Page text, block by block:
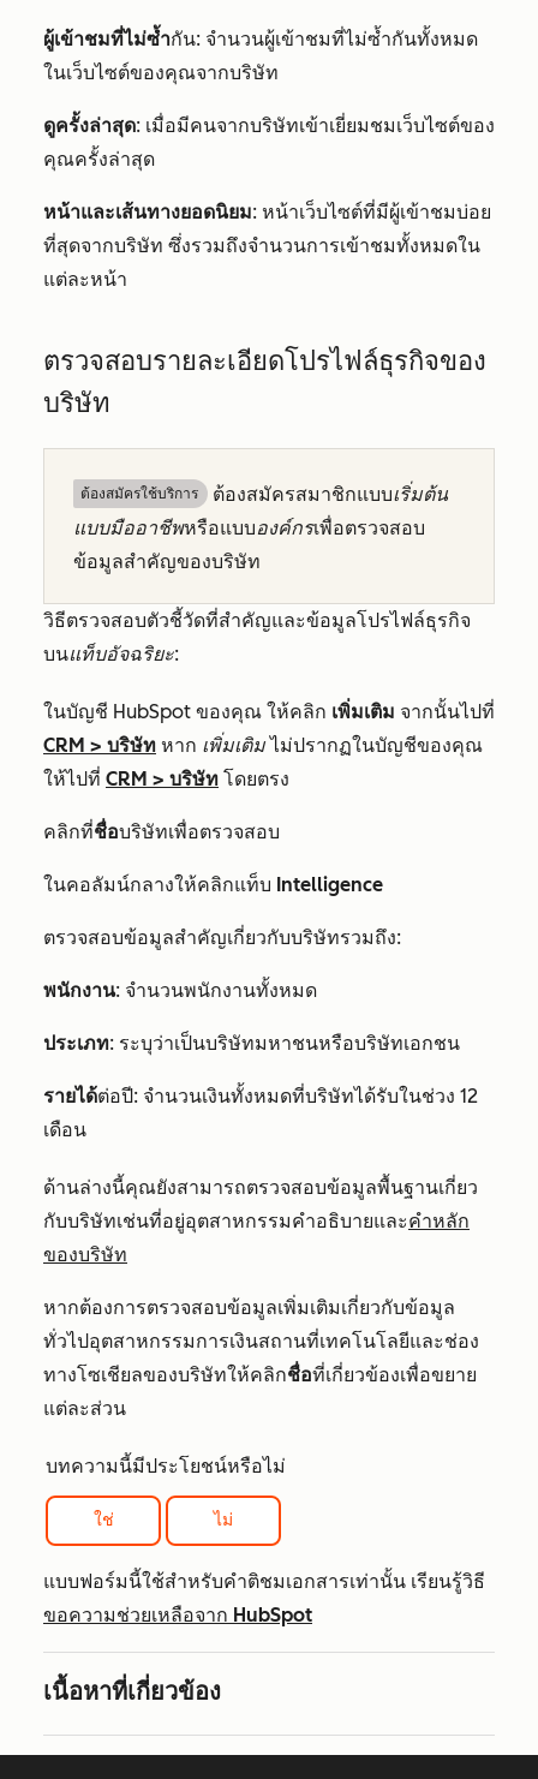
ผู้เข้าชมที่ไม่ซ้ำกัน: จำนวนผู้เข้าชมที่ไม่ซ้ำกันทั้งหมด
ในเว็บไซต์ของคุณจากบริษัท
ดูครั้งล่าสุด: เมื่อมีคนจากบริษัทเข้าเยี่ยมชมเว็บไซต์ของ
คุณครั้งล่าสุด
หน้าและเส้นทางยอดนิยม: หน้าเว็บไซต์ที่มีผู้เข้าชมบ่อย
ที่สุดจากบริษัท ซึ่งรวมถึงจำนวนการเข้าชมทั้งหมดใน
แต่ละหน้า
ตรวจสอบรายละเอียดโปรไฟล์ธุรกิจของ
บริษัท
ต้องสมัครใช้บริการ ต้องสมัครสมาชิกแบบเริ่มต้น
แบบมืออาชีพหรือแบบองค์กรเพื่อตรวจสอบ
ข้อมูลสำคัญของบริษัท
วิธีตรวจสอบตัวชี้วัดที่สำคัญและข้อมูลโปรไฟล์ธุรกิจ
บนแท็บอัจฉริยะ:
ในบัญชี HubSpot ของคุณ ให้คลิก เพิ่มเติม จากนั้นไปที่
CRM > บริษัท หาก เพิ่มเติมไม่ปรากฏในบัญชีของคุณ
ให้ไปที่ CRM > บริษัท โดยตรง
คลิกที่ชื่อบริษัทเพื่อตรวจสอบ
ในคอลัมน์กลางให้คลิกแท็บ Intelligence
ตรวจสอบข้อมูลสำคัญเกี่ยวกับบริษัทรวมถึง:
พนักงาน: จำนวนพนักงานทั้งหมด
ประเภท: ระบุว่าเป็นบริษัทมหาชนหรือบริษัทเอกชน
รายได้ต่อปี: จำนวนเงินทั้งหมดที่บริษัทได้รับในช่วง 12
เดือน
ด้านล่างนี้คุณยังสามารถตรวจสอบข้อมูลพื้นฐานเกี่ยว
กับบริษัทเช่นที่อยู่อุตสาหกรรมคำอธิบายและคำหลัก
ของบริษัท
หากต้องการตรวจสอบข้อมูลเพิ่มเติมเกี่ยวกับข้อมูล
ทั่วไปอุตสาหกรรมการเงินสถานที่เทคโนโลยีและช่อง
ทางโซเชียลของบริษัทให้คลิกชื่อที่เกี่ยวข้องเพื่อขยาย
แต่ละส่วน
บทความนี้มีประโยชน์หรือไม่
ใช่ ไม่
แบบฟอร์มนี้ใช้สำหรับคำติชมเอกสารเท่านั้น เรียนรู้วิธี
ขอความช่วยเหลือจาก HubSpot
เนื้อหาที่เกี่ยวข้อง